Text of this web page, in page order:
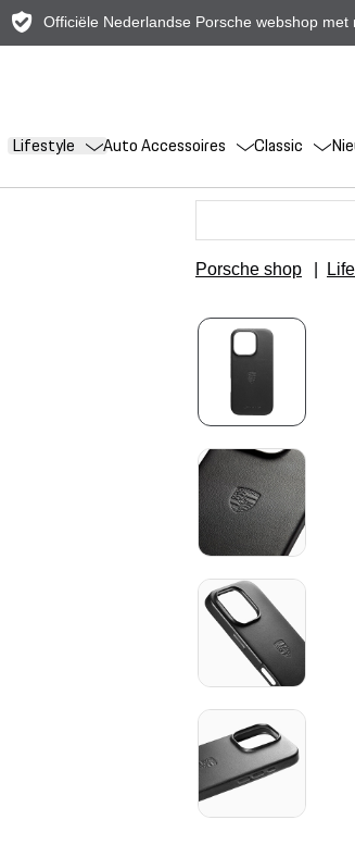
Officiële Nederlandse Porsche webshop met
Lifestyle Auto Accessoires Classic
Porsche shop